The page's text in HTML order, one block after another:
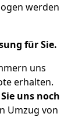
werden
für Sie.
uns
erhalten.
uns noch
Umzug von